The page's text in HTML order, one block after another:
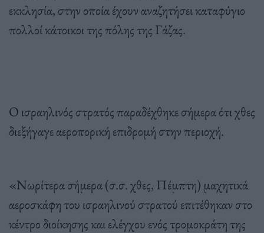
εκκλησία, στην οποία έχουν αναζητήσει καταφύγιο
πολλοί κάτοικοι της πόλης της Γάζας.
Ο ισραηλινός στρατός παραδέχθηκε σήμερα ότι χθες
διεξήγαγε αεροπορική επιδρομή στην περιοχή.
«Νωρίτερα σήμερα (σ.σ. χθες, Πέμπτη) μαχητικά
αεροσκάφη του ισραηλινού στρατού επιτέθηκαν στο
κέντρο διοίκησης και ελέγχου ενός τρομοκράτη της